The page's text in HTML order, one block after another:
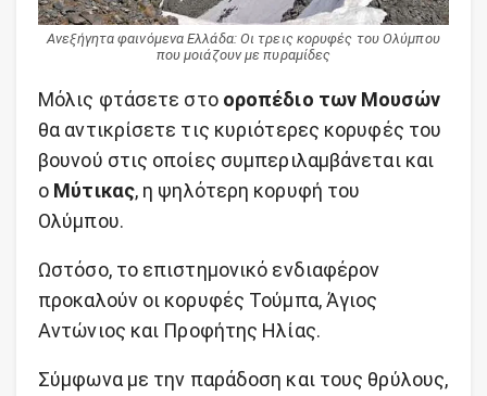
Ανεξήγητα φαινόμενα Ελλάδα: Οι τρεις κορυφές του Ολύμπου
που μοιάζουν με πυραμίδες
Μόλις φτάσετε στο οροπέδιο των Μουσών
θα αντικρίσετε τις κυριότερες κορυφές του
βουνού στις οποίες συμπεριλαμβάνεται και
ο Μύτικας, η ψηλότερη κορυφή του
Ολύμπου.
Ωστόσο, το επιστημονικό ενδιαφέρον
προκαλούν οι κορυφές Τούμπα, Άγιος
Αντώνιος και Προφήτης Ηλίας.
Σύμφωνα με την παράδοση και τους θρύλους,